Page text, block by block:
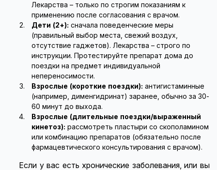
Лекарства – только по строгим показаниям к
применению после согласования с врачом.
Дети (2+): сначала поведенческие меры
(правильный выбор места, свежий воздух,
отсутствие гаджетов). Лекарства – строго по
инструкции. Протестируйте препарат дома до
поездки на предмет индивидуальной
непереносимости.
Взрослые (короткие поездки): антигистаминные
(например, дименгидринат) заранее, обычно за 30-
60 минут до выхода.
Взрослые (длительные поездки/выраженный
кинетоз): рассмотреть пластыри со скополамином
или комбинацию препаратов (обязательно после
фармацевтического консультирования с врачом).
Если у вас есть хронические заболевания, или вы